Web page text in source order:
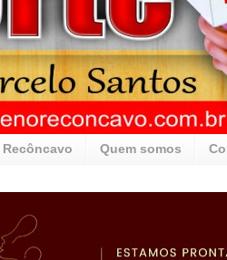
Recôncavo Quem somos